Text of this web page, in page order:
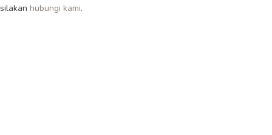
silakan hubungi kami.